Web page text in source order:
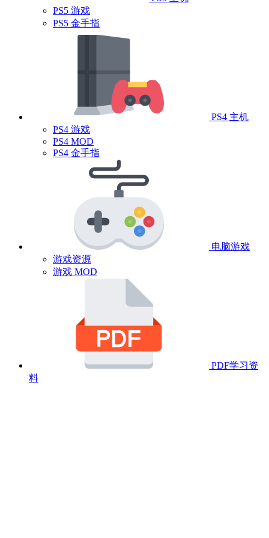
PS5 游戏
PS5 金手指
PS4 主机
PS4 游戏
PS4 MOD
PS4 金手指
电脑游戏
游戏资源
游戏 MOD
PDF学习资
料